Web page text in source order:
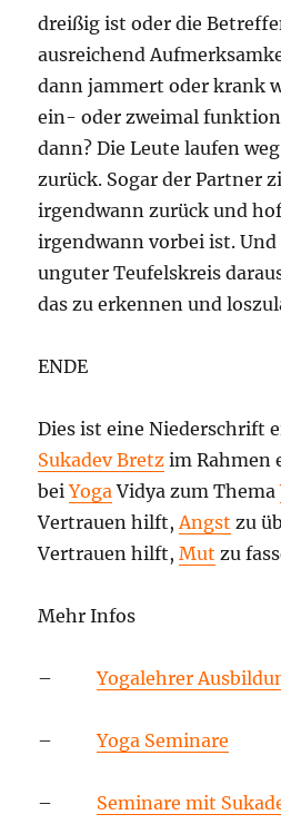
dreißig ist oder die
ausreichend
dann jammert oder krank
ein- oder zweimal
dann? Die Leute laufen
zurück. Sogar der Partner
irgendwann zurück und
irgendwann vorbei ist.
unguter Teufelskreis
das zu erkennen und
ENDE
Dies ist eine Niederschrift
Sukadev Bretz im Rahmen
beiYoga Vidya zum Thema
Vertrauen hilft, Angst zu
Vertrauen hilft,Mut zu
Mehr Infos
–Yogalehrer
–Yoga Seminare
– Seminare mit